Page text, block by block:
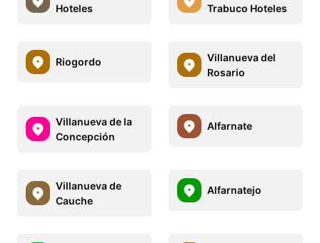
Hoteles
Trabuco Hoteles
Riogordo
Villanueva del
Rosario
Villanueva de la
Concepción
Alfarnate
Villanueva de
Cauche
Alfarnatejo